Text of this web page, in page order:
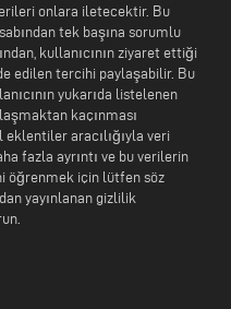
onlara iletecektir. Bu
tek başına sorumlu
kullanıcının ziyaret ettiği
edilen tercihi paylaşabilir. Bu
yukarıda listelenen
kaçınması
aracılığıyla veri
fazla ayrıntı ve bu verilerin
öğrenmek için lütfen söz
yayınlanan gizlilik